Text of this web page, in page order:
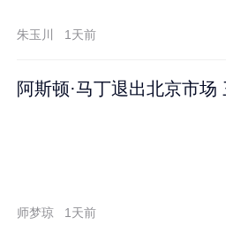
朱玉川 1天前
阿斯顿·马丁退出北京市场
师梦琼 1天前